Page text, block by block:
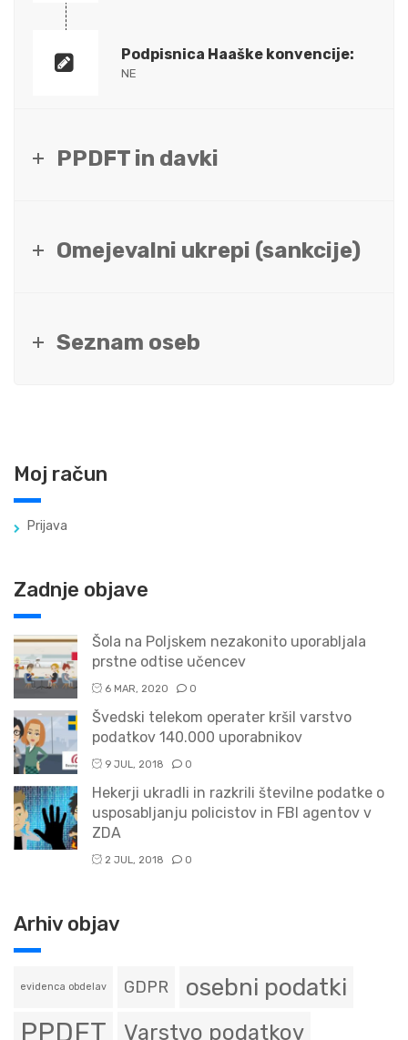
Podpisnica Haaške konvencije:
NE
PPDFT in davki
Omejevalni ukrepi (sankcije)
Seznam oseb
Moj račun
Prijava
Zadnje objave
Šola na Poljskem nezakonito uporabljala
prstne odtise učencev
6 MAR, 2020 0
Švedski telekom operater kršil varstvo
podatkov 140.000 uporabnikov
9 JUL, 2018 0
Hekerji ukradli in razkrili številne podatke o
usposabljanju policistov in FBI agentov v
ZDA
2 JUL, 2018 0
Arhiv objav
evidenca obdelav GDPR osebni podatki
PPDFT Varstvo podatkov